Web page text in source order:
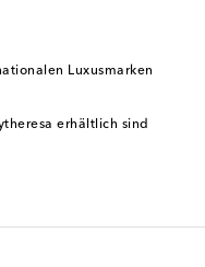
Luxusmarken
erhältlich sind